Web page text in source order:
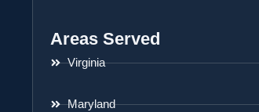
Areas Served
Virginia
Maryland